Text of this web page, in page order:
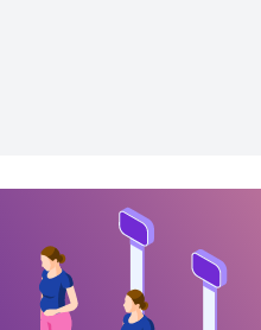
0.9 - 3.7 lbs
1.0 - 4.0 lbs